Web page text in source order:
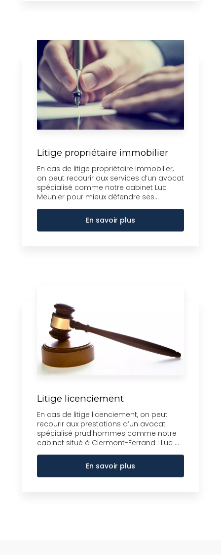
Litige propriétaire immobilier
En cas de litige propriétaire immobilier,
on peut recourir aux services d’un avocat
spécialisé comme notre cabinet Luc
Meunier pour mieux défendre ses...
En savoir plus
Litige licenciement
En cas de litige licenciement, on peut
recourir aux prestations d’un avocat
spécialisé prud’hommes comme notre
cabinet situé à Clermont-Ferrand : Luc ...
En savoir plus